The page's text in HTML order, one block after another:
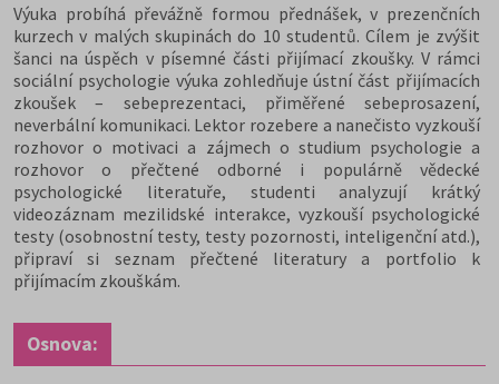
Výuka probíhá převážně formou přednášek, v prezenčních
kurzech v malých skupinách do 10 studentů. Cílem je zvýšit
šanci na úspěch v písemné části přijímací zkoušky. V rámci
sociální psychologie výuka zohledňuje ústní část přijímacích
zkoušek – sebeprezentaci, přiměřené sebeprosazení,
neverbální komunikaci. Lektor rozebere a nanečisto vyzkouší
rozhovor o motivaci a zájmech o studium psychologie a
rozhovor o přečtené odborné i populárně vědecké
psychologické literatuře, studenti analyzují krátký
videozáznam mezilidské interakce, vyzkouší psychologické
testy (osobnostní testy, testy pozornosti, inteligenční atd.),
připraví si seznam přečtené literatury a portfolio k
přijímacím zkouškám.
Osnova: